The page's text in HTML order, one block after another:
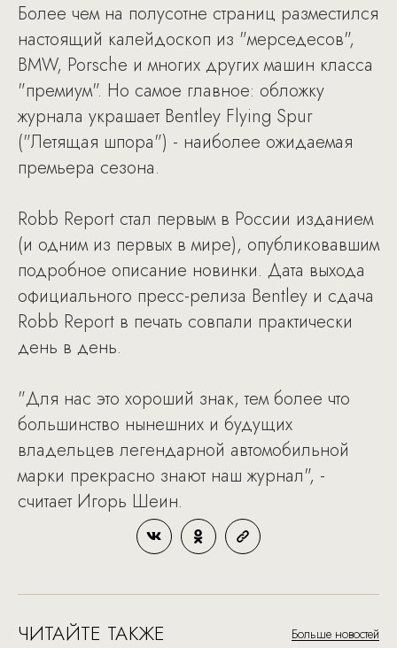
Более чем на полусотне страниц разместился
настоящий калейдоскоп из "мерседесов",
BMW, Porsche и многих других машин класса
"премиум". Но самое главное: обложку
журнала украшает Bentley Flying Spur
("Летящая шпора") - наиболее ожидаемая
премьера сезона.
Robb Report стал первым в России изданием
(и одним из первых в мире), опубликовавшим
подробное описание новинки. Дата выхода
официального пресс-релиза Bentley и сдача
Robb Report в печать совпали практически
день в день.
"Для нас это хороший знак, тем более что
большинство нынешних и будущих
владельцев легендарной автомобильной
марки прекрасно знают наш журнал", -
считает Игорь Шеин.
ЧИТАЙТЕ ТАКЖЕ Больше новостей